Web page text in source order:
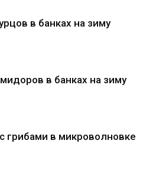
в банках на зиму
в банках на зиму
грибами в микроволновке